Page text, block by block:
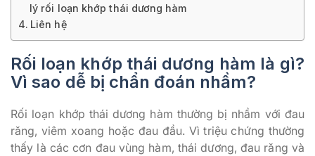
lý rối loạn khớp thái dương hàm
Liên hệ
Rối loạn khớp thái dương hàm là gì?
Vì sao dễ bị chẩn đoán nhầm?
Rối loạn khớp thái dương hàm thường bị nhầm với đau
răng, viêm xoang hoặc đau đầu. Vì triệu chứng thường
thấy là các cơn đau vùng hàm, thái dương, đau răng và